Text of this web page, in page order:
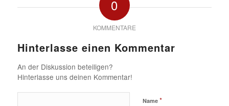
0
KOMMENTARE
Hinterlasse einen Kommentar
An der Diskussion beteiligen?
Hinterlasse uns deinen Kommentar!
Name *